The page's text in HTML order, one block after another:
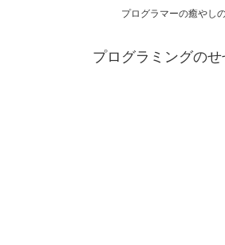
プログラマーの癒やし
プログラミングのせ